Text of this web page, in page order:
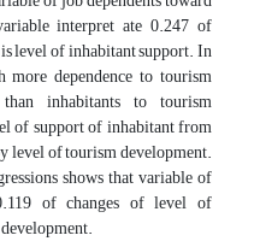
interpret ate 0.247 of
level of inhabitant support. In
more dependence to tourism
inhabitants to tourism
of support of inhabitant from
level of tourism development.
shows that variable of
of changes of level of